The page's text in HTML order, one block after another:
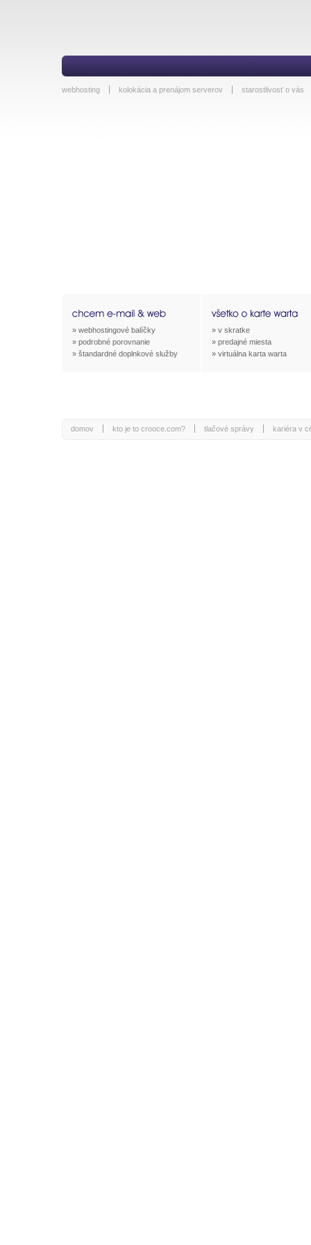
webhosting kolokácia a prenájom serverov starostlivosť o vás
» webhostingové balíčky
» podrobné porovnanie
» štandardné doplnkové služby
» v skratke
» predajné miesta
» virtuálna karta warta
domov kto je to crooce.com? tlačové správy kariéra v